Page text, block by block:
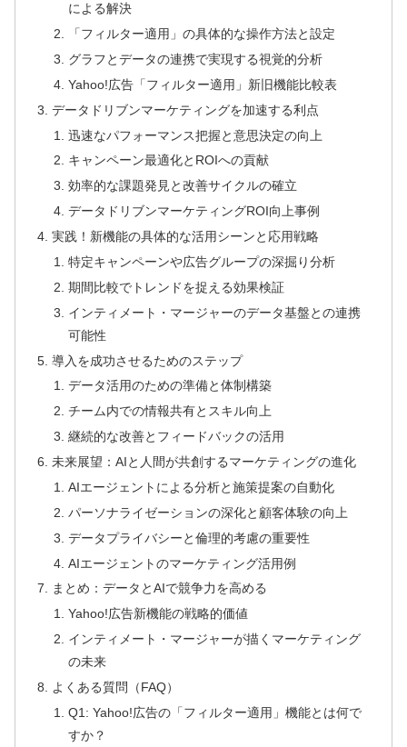
による解決
「フィルター適用」の具体的な操作方法と設定
グラフとデータの連携で実現する視覚的分析
Yahoo!広告「フィルター適用」新旧機能比較表
データドリブンマーケティングを加速する利点
迅速なパフォーマンス把握と意思決定の向上
キャンペーン最適化とROIへの貢献
効率的な課題発見と改善サイクルの確立
データドリブンマーケティングROI向上事例
実践！新機能の具体的な活用シーンと応用戦略
特定キャンペーンや広告グループの深掘り分析
期間比較でトレンドを捉える効果検証
インティメート・マージャーのデータ基盤との連携
可能性
導入を成功させるためのステップ
データ活用のための準備と体制構築
チーム内での情報共有とスキル向上
継続的な改善とフィードバックの活用
未来展望：AIと人間が共創するマーケティングの進化
AIエージェントによる分析と施策提案の自動化
パーソナライゼーションの深化と顧客体験の向上
データプライバシーと倫理的考慮の重要性
AIエージェントのマーケティング活用例
まとめ：データとAIで競争力を高める
Yahoo!広告新機能の戦略的価値
インティメート・マージャーが描くマーケティング
の未来
よくある質問（FAQ）
Q1: Yahoo!広告の「フィルター適用」機能とは何で
すか？